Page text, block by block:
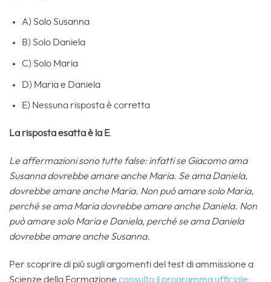
A) Solo Susanna
B) Solo Daniela
C) Solo Maria
D) Maria e Daniela
E) Nessuna risposta è corretta
La risposta esatta è la E.
Le affermazioni sono tutte false: infatti se Giacomo ama
Susanna dovrebbe amare anche Maria. Se ama Daniela,
dovrebbe amare anche Maria. Non può amare solo Maria,
perché se ama Maria dovrebbe amare anche Daniela. Non
può amare solo Maria e Daniela, perché se ama Daniela
dovrebbe amare anche Susanna.
Per scoprire di più sugli argomenti del test di ammissione a
Scienze della Formazione consulta il programma ufficiale